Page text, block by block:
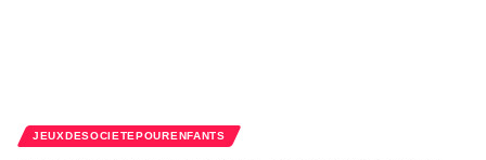
JEUXDESOCIETEPOURENFANTS